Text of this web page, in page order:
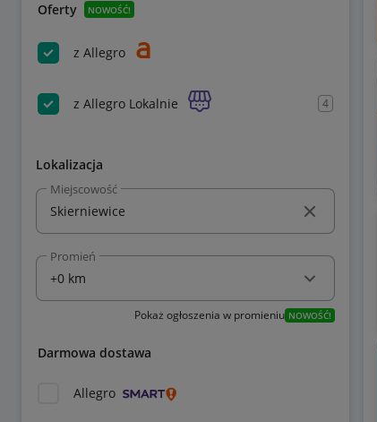
Oferty NOWOŚĆ!
z Allegro
z Allegro Lokalnie 4
Lokalizacja
Miejscowość
Promień
Pokaż ogłoszenia w promieniu NOWOŚĆ!
Darmowa dostawa
Allegro